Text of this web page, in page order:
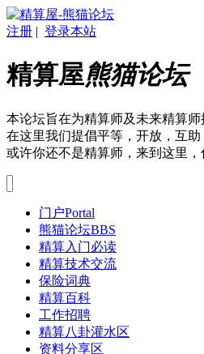
注册 | 登录本站
精算屋熊猫论坛
本论坛旨在为精算师及未来精算师
在这里我们提倡平等，开放，互助
或许你还不是精算师，来到这里
门户Portal
熊猫论坛BBS
精算入门必读
精算技术交流
保险词典
精算百科
工作招聘
精算八卦灌水区
资料分享区